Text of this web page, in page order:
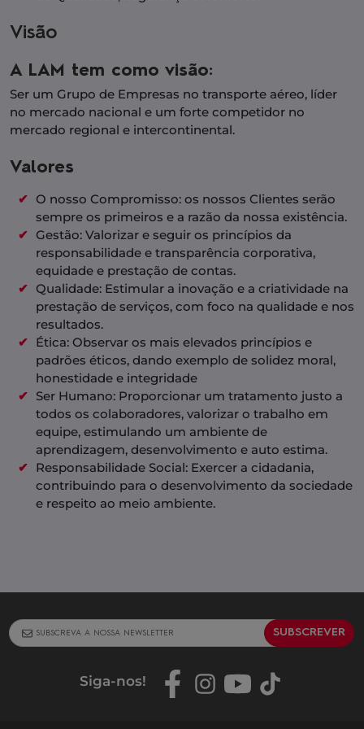
Visão
A LAM tem como visão:
Ser um Grupo de Empresas no transporte aéreo, líder
no mercado nacional e um forte competidor no
mercado regional e intercontinental.
Valores
O nosso Compromisso: os nossos Clientes serão
sempre os primeiros e a razão da nossa existência.
Gestão: Valorizar e seguir os princípios da
responsabilidade e transparência corporativa,
equidade e prestação de contas.
Qualidade: Estimular a inovação e a criatividade na
prestação de serviços, com foco na qualidade e nos
resultados.
Ética: Observar os mais elevados princípios e
padrões éticos, dando exemplo de solidez moral,
honestidade e integridade
Ser Humano: Proporcionar um tratamento justo a
todos os colaboradores, valorizar o trabalho em
equipe, estimulando um ambiente de
aprendizagem, desenvolvimento e auto estima.
Responsabilidade Social: Exercer a cidadania,
contribuindo para o desenvolvimento da sociedade
e respeito ao meio ambiente.
SUBSCREVER
Siga-nos!